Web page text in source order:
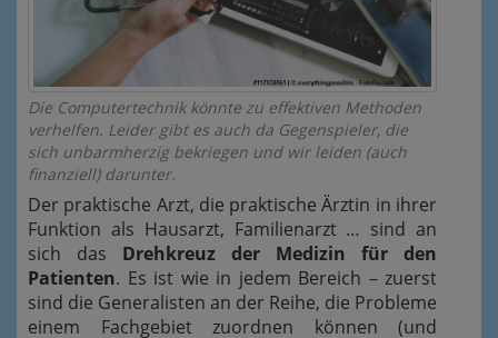
Die Computertechnik könnte zu effektiven Methoden
verhelfen. Leider gibt es auch da Gegenspieler, die
sich unbarmherzig bekriegen und wir leiden (auch
finanziell) darunter.
Der praktische Arzt, die praktische Ärztin in ihrer
Funktion als Hausarzt, Familienarzt … sind an
sich das Drehkreuz der Medizin für den
Patienten. Es ist wie in jedem Bereich – zuerst
sind die Generalisten an der Reihe, die Probleme
einem Fachgebiet zuordnen können (und